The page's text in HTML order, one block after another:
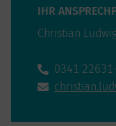
IHR
Christian
0341